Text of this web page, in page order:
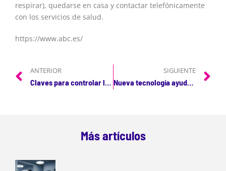
respirar), quedarse en casa y contactar telefónicamente
con los servicios de salud.
https://www.abc.es/
ANTERIOR SIGUIENTE
Nueva tecnología ayuda a diagnosticar enfermedades respiratorias
Más artículos